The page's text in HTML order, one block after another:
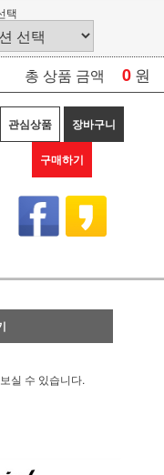
택
총 상품 금액 0 원
관심상품 장바구니
구매하기
실 수 있습니다.